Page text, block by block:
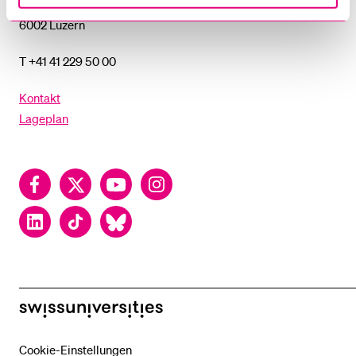
Postfach
6002 Luzern
T +41 41 229 50 00
Kontakt
Lageplan
FacebookTwitter YouTubeInstagram
LinkedInTikTok Bluesky
swissuniversities
Cookie-Einstellungen